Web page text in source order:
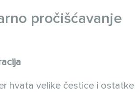
pročišćavanje
hvata velike čestice i ostatke